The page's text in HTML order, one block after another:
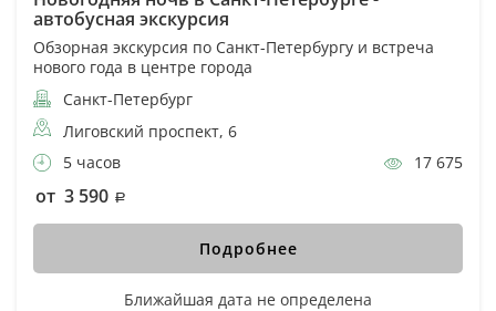
автобусная экскурсия
Обзорная экскурсия по Санкт-Петербургу и встреча
нового года в центре города
Санкт-Петербург
Лиговский проспект, 6
5 часов
17 675
от 3 590
Подробнее
Ближайшая дата не определена